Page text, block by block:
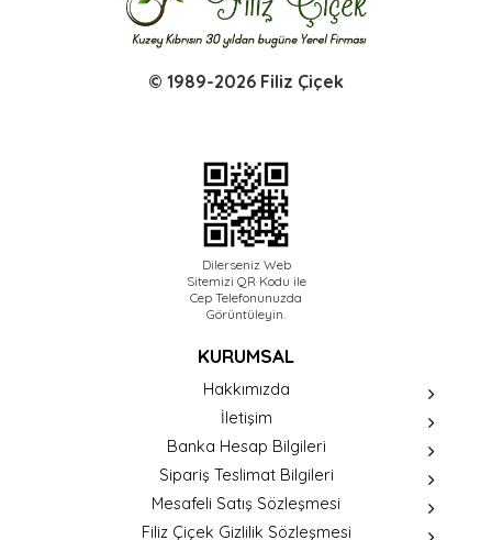
© 1989-2026 Filiz Çiçek
Dilerseniz Web
Sitemizi QR Kodu ile
Cep Telefonunuzda
Görüntüleyin.
KURUMSAL
Hakkımızda
İletişim
Banka Hesap Bilgileri
Sipariş Teslimat Bilgileri
Mesafeli Satış Sözleşmesi
Filiz Çiçek Gizlilik Sözleşmesi